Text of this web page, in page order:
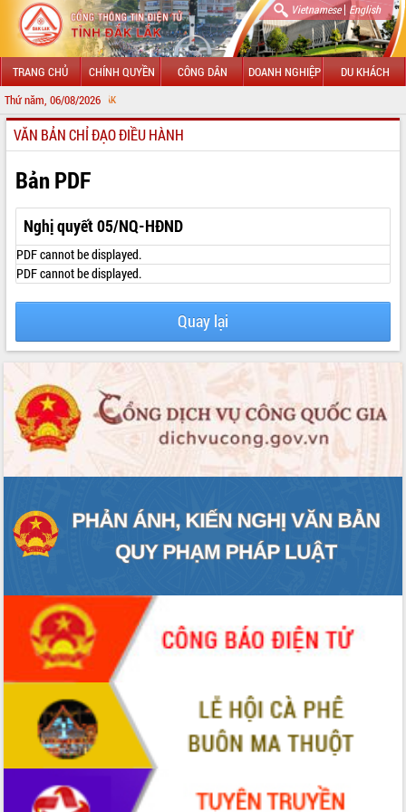
Vietnamese| English
TRANG CHỦ CHÍNH QUYỀN CÔNG DÂN DOANH NGHIỆP DU KHÁCH
Thứ năm, 06/08/2026
GIỚI THIỆU
LÃNH ĐẠO UBND TỈNH
TIN TỨC SỰ KIỆN
SỞ, BAN, NGÀNH
UBND CÁC XÃ, PHƯỜNG
HỆ THỐNG VĂN BẢN
VĂN BẢN HĐND TỈNH
ĐIỂM TIN VĂN BẢN
QUY HOẠCH - KẾ HOẠCH
VĂN BẢN CHỈ ĐẠO ĐIỀU HÀNH
Bản PDF
Nghị quyết 05/NQ-HĐND
PDF cannot be displayed.
PDF cannot be displayed.
Quay lại